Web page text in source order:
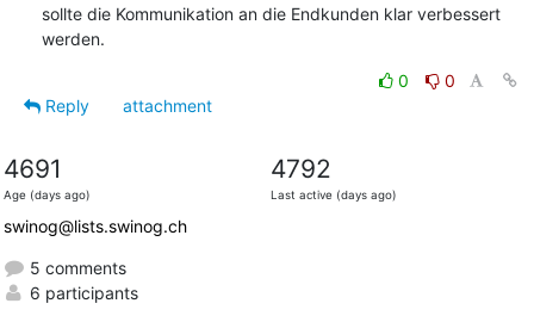
sollte die Kommunikation an die Endkunden klar verbessert
werden.
0
0
Reply
attachment
4691
Age (days ago)
4792
Last active (days ago)
swinog@lists.swinog.ch
5 comments
6 participants